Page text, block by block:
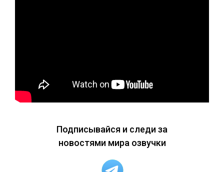
Подписывайся и следи за
новостями мира озвучки